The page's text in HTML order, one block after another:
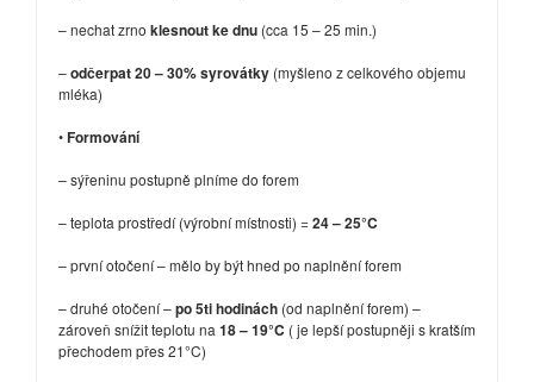
– nechat zrno klesnout ke dnu (cca 15 – 25 min.)
–odčerpat 20 – 30% syrovátky (myšleno z celkového objemu
mléka)
•Formování
– sýřeninu postupně plníme do forem
– teplota prostředí (výrobní místnosti) =24 – 25°C
– první otočení – mělo by být hned po naplnění forem
– druhé otočení –po 5ti hodinách (od naplnění forem) –
zároveň snížit teplotu na 18 – 19°C ( je lepší postupněji s kratším
přechodem přes 21°C)